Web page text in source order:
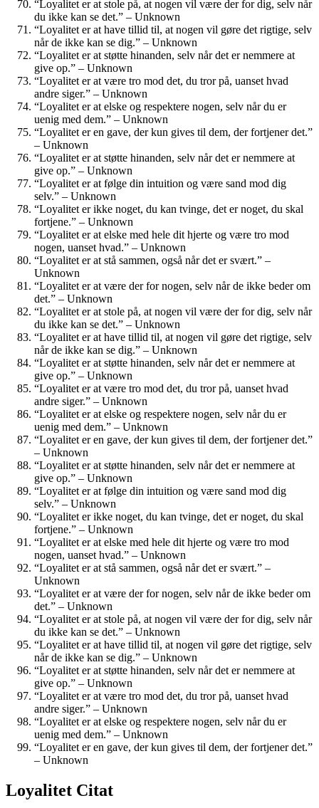
“Loyalitet er at stole på, at nogen vil være der for dig, selv når
du ikke kan se det.” – Unknown
“Loyalitet er at have tillid til, at nogen vil gøre det rigtige, selv
når de ikke kan se dig.” – Unknown
“Loyalitet er at støtte hinanden, selv når det er nemmere at
give op.” – Unknown
“Loyalitet er at være tro mod det, du tror på, uanset hvad
andre siger.” – Unknown
“Loyalitet er at elske og respektere nogen, selv når du er
uenig med dem.” – Unknown
“Loyalitet er en gave, der kun gives til dem, der fortjener det.”
– Unknown
“Loyalitet er at støtte hinanden, selv når det er nemmere at
give op.” – Unknown
“Loyalitet er at følge din intuition og være sand mod dig
selv.” – Unknown
“Loyalitet er ikke noget, du kan tvinge, det er noget, du skal
fortjene.” – Unknown
“Loyalitet er at elske med hele dit hjerte og være tro mod
nogen, uanset hvad.” – Unknown
“Loyalitet er at stå sammen, også når det er svært.” –
Unknown
“Loyalitet er at være der for nogen, selv når de ikke beder om
det.” – Unknown
“Loyalitet er at stole på, at nogen vil være der for dig, selv når
du ikke kan se det.” – Unknown
“Loyalitet er at have tillid til, at nogen vil gøre det rigtige, selv
når de ikke kan se dig.” – Unknown
“Loyalitet er at støtte hinanden, selv når det er nemmere at
give op.” – Unknown
“Loyalitet er at være tro mod det, du tror på, uanset hvad
andre siger.” – Unknown
“Loyalitet er at elske og respektere nogen, selv når du er
uenig med dem.” – Unknown
“Loyalitet er en gave, der kun gives til dem, der fortjener det.”
– Unknown
“Loyalitet er at støtte hinanden, selv når det er nemmere at
give op.” – Unknown
“Loyalitet er at følge din intuition og være sand mod dig
selv.” – Unknown
“Loyalitet er ikke noget, du kan tvinge, det er noget, du skal
fortjene.” – Unknown
“Loyalitet er at elske med hele dit hjerte og være tro mod
nogen, uanset hvad.” – Unknown
“Loyalitet er at stå sammen, også når det er svært.” –
Unknown
“Loyalitet er at være der for nogen, selv når de ikke beder om
det.” – Unknown
“Loyalitet er at stole på, at nogen vil være der for dig, selv når
du ikke kan se det.” – Unknown
“Loyalitet er at have tillid til, at nogen vil gøre det rigtige, selv
når de ikke kan se dig.” – Unknown
“Loyalitet er at støtte hinanden, selv når det er nemmere at
give op.” – Unknown
“Loyalitet er at være tro mod det, du tror på, uanset hvad
andre siger.” – Unknown
“Loyalitet er at elske og respektere nogen, selv når du er
uenig med dem.” – Unknown
“Loyalitet er en gave, der kun gives til dem, der fortjener det.”
– Unknown
Loyalitet Citat